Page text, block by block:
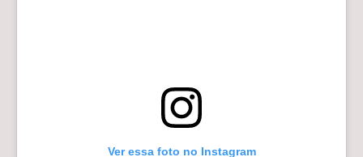
Ver essa foto no Instagram